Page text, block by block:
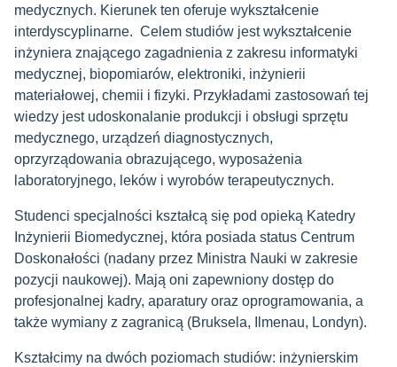
medycznych. Kierunek ten oferuje wykształcenie
interdyscyplinarne. Celem studiów jest wykształcenie
inżyniera znającego zagadnienia z zakresu informatyki
medycznej, biopomiarów, elektroniki, inżynierii
materiałowej, chemii i fizyki. Przykładami zastosowań tej
wiedzy jest udoskonalanie produkcji i obsługi sprzętu
medycznego, urządzeń diagnostycznych,
oprzyrządowania obrazującego, wyposażenia
laboratoryjnego, leków i wyrobów terapeutycznych.
Studenci specjalności kształcą się pod opieką Katedry
Inżynierii Biomedycznej, która posiada status Centrum
Doskonałości (nadany przez Ministra Nauki w zakresie
pozycji naukowej). Mają oni zapewniony dostęp do
profesjonalnej kadry, aparatury oraz oprogramowania, a
także wymiany z zagranicą (Bruksela, Ilmenau, Londyn).
Kształcimy na dwóch poziomach studiów: inżynierskim